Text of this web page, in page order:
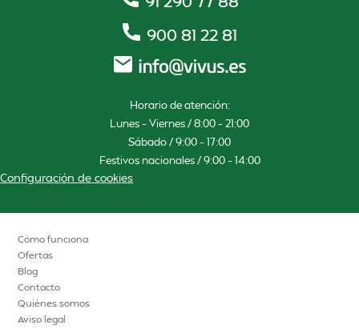
900 81 22 81
Horario de atención:
Lunes – Viernes / 8:00 – 21:00
Sábado / 9:00 – 17:00
Festivos nacionales / 9:00 – 14:00
Configuración de cookies
Cómo funciona
Ofertas
Blog
Contacto
Quiénes somos
Aviso legal